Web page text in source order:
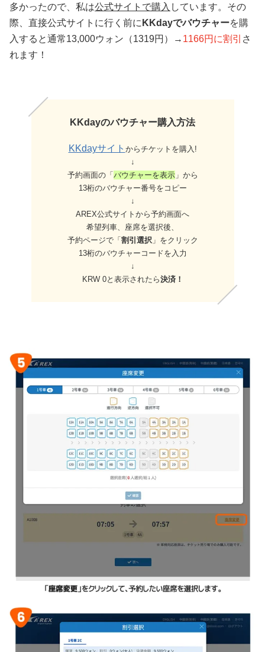
多かったので、私は公式サイトで購入 しています。その
際、直接公式サイトに行く前に KKdayでバウチャーを購
入すると通常13,000ウォン（1319円）→ 1166円に割引 さ
れます！
KKdayのバウチャー購入方法
KKdayサイト からチケットを購入!
↓
予約画面の「 バウチャーを表示」から
13桁のバウチャー番号をコピー
↓
AREX公式サイトから予約画面へ
希望列車、座席を選択後、
予約ページで「 割引選択」をクリック
13桁のバウチャーコードを入力
↓
KRW 0と表示されたら決済！